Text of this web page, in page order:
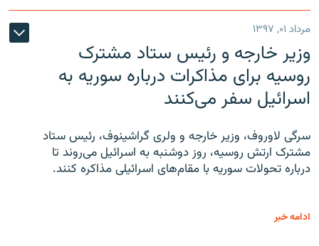
مرداد ۰۱, ۱۳۹۷
وزیر خارجه و رئیس‌ ستاد مشترک
روسیه برای مذاکرات درباره سوریه به
اسرائیل سفر می‌کنند
سرگی لاوروف، وزیر خارجه و ولری گراشینوف، رئیس ستاد
مشترک ارتش روسیه، روز دوشنبه به اسرائیل می‌روند تا
درباره تحولات سوریه با مقام‌های اسرائیلی مذاکره کنند.
ادامه خبر